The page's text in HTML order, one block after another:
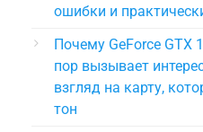
ошибки и
Почему GeForce GTX
пор вызывает
взгляд на карту,
тон